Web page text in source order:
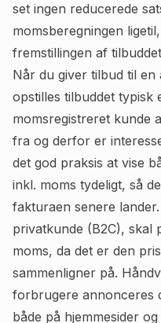
set ingen reducerede
momsberegningen
fremstillingen af
Når du giver tilbud til en
opstilles tilbuddet typisk
momsregistreret kunde
fra og derfor er
det god praksis at vise
inkl. moms tydeligt, så
fakturaen senere
privatkunde (B2C), skal
moms, da det er den
sammenligner på.
forbrugere annonceres
både på hjemmesider og